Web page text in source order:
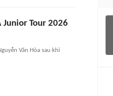
Junior Tour 2026
Văn Hòa sau khi